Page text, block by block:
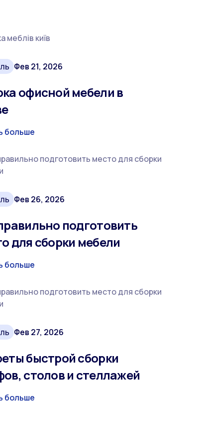
Фев 21, 2026
офисной мебели в
больше
Фев 26, 2026
подготовить
для сборки мебели
больше
Фев 27, 2026
быстрой сборки
столов и стеллажей
больше